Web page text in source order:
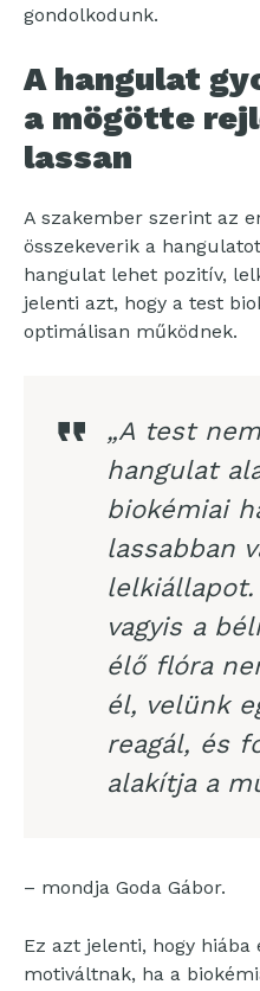
gondolkodunk.
A hangulat
a mögötte
lassan
A szakember szerint az
összekeverik a
hangulat lehet pozitív,
jelenti azt, hogy a test
optimálisan működnek.
„A test
hangulat
biokémiai
lassabban
lelkiállapot.
vagyis a
élő flóra
él, velünk
reagál, és
alakítja a
– mondja Goda Gábor.
Ez azt jelenti, hogy
motiváltnak, ha a